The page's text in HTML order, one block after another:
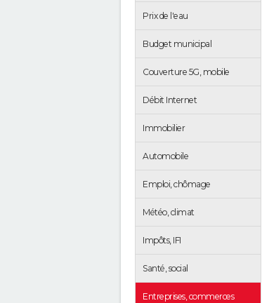
Prix de l'eau
Budget municipal
Couverture 5G, mobile
Débit Internet
Immobilier
Automobile
Emploi, chômage
Météo, climat
Impôts, IFI
Santé, social
Entreprises, commerces